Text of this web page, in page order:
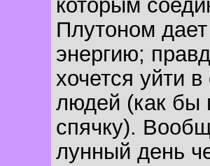
которым
Плутоном
энергию;
хочется уйти
людей (как бы
спячку).
лунный день